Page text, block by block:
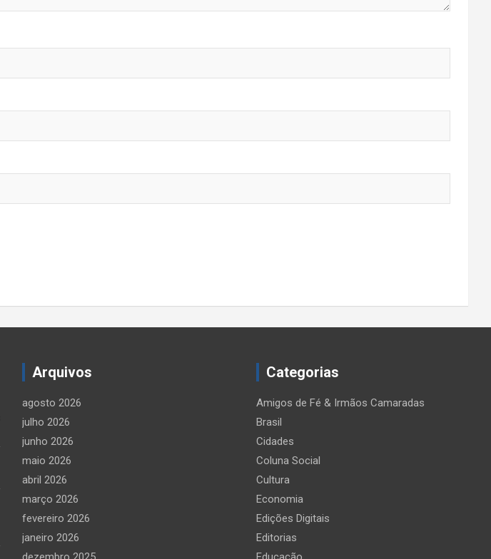
Arquivos
agosto 2026
julho 2026
junho 2026
maio 2026
abril 2026
março 2026
fevereiro 2026
janeiro 2026
Categorias
Amigos de Fé & Irmãos Camaradas
Brasil
Cidades
Coluna Social
Cultura
Economia
Edições Digitais
Editorias